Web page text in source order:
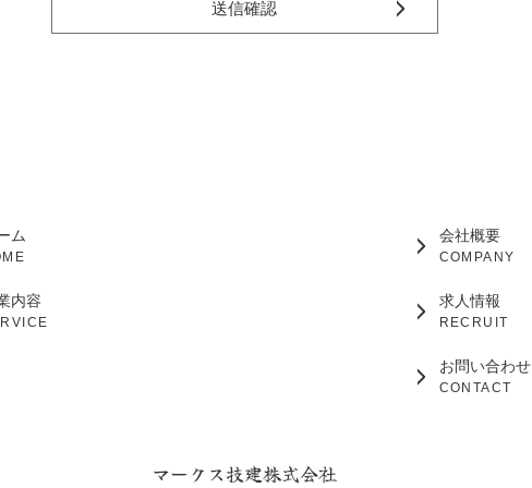
管理されておりますので、安心してご利用ください。
扱いに関する考え方について
に改正する場合があります。
てご質問などありましたら、お問い合わせフォームをご利用ください。
送信確認
ム
内容
会社概要
COMPANY
求人情報
RECRUIT
お問い合わせ
CONTACT